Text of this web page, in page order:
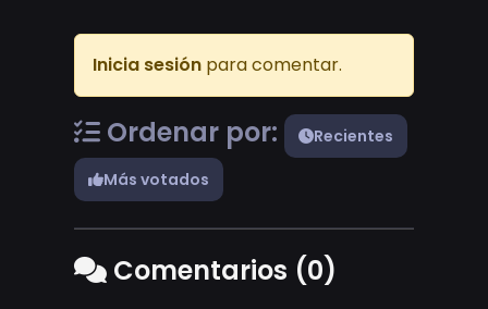
Inicia sesión para comentar.
Ordenar por:
Recientes
Más votados
Comentarios (0)